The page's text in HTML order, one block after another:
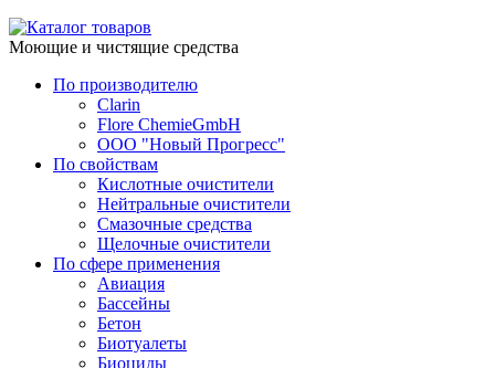
Моющие и чистящие средства
По производителю
Clarin
Flore ChemieGmbH
ООО "Новый Прогресс"
По свойствам
Кислотные очистители
Нейтральные очистители
Смазочные средства
Щелочные очистители
По сфере применения
Авиация
Бассейны
Бетон
Биотуалеты
Биоциды